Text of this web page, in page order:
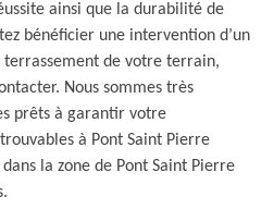
ainsi que la durabilité de
bénéficier une intervention d’un
de votre terrain,
Nous sommes très
prêts à garantir votre
à Pont Saint Pierre
la zone de Pont Saint Pierre